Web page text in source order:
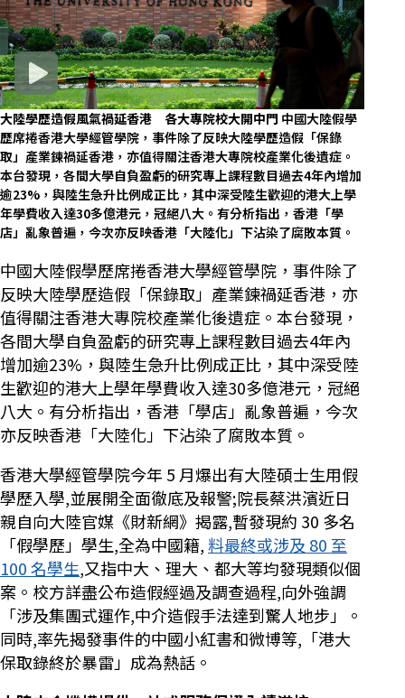
大陸學歷造假風氣禍延香港 各大專院校大開中門 中國大陸假學
歷席捲香港大學經管學院，事件除了反映大陸學歷造假「保錄
取」產業鍊禍延香港，亦值得關注香港大專院校產業化後遺症。
本台發現，各間大學自負盈虧的研究專上課程數目過去4年內增加
逾23%，與陸生急升比例成正比，其中深受陸生歡迎的港大上學
年學費收入達30多億港元，冠絕八大。有分析指出，香港「學
店」亂象普遍，今次亦反映香港「大陸化」下沾染了腐敗本質。
中國大陸假學歷席捲香港大學經管學院，事件除了
反映大陸學歷造假「保錄取」產業鍊禍延香港，亦
值得關注香港大專院校產業化後遺症。本台發現，
各間大學自負盈虧的研究專上課程數目過去4年內
增加逾23%，與陸生急升比例成正比，其中深受陸
生歡迎的港大上學年學費收入達30多億港元，冠絕
八大。有分析指出，香港「學店」亂象普遍，今次
亦反映香港「大陸化」下沾染了腐敗本質。
香港大學經管學院今年 5 月爆出有大陸碩士生用假
學歷入學,並展開全面徹底及報警;院長蔡洪濱近日
親自向大陸官媒《財新網》揭露,暫發現約 30 多名
「假學歷」學生,全為中國籍,料最終或涉及 80 至
100 名學生,又指中大、理大、都大等均發現類似個
案。校方詳盡公布造假經過及調查過程,向外強調
「涉及集團式運作,中介造假手法達到驚人地步」。
同時,率先揭發事件的中國小紅書和微博等,「港大
保取錄終於暴雷」成為熱話。